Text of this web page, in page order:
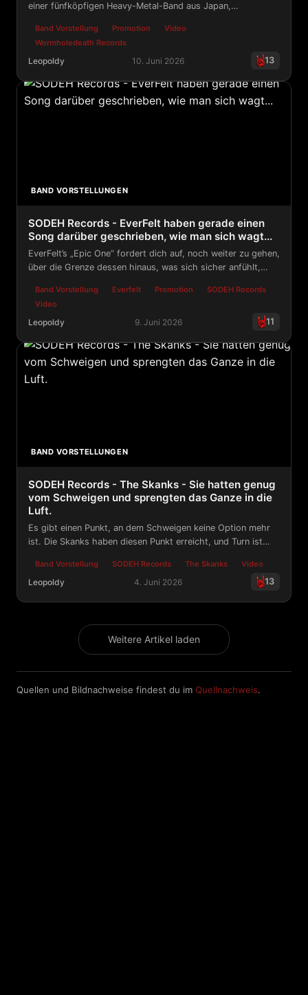
einer fünfköpfigen Heavy-Metal-Band aus Japan,
Against The End“ veröffentlichen.
Band Vorstellung Promotion
Video
Wormholedeath Records
Leopoldy 10. Juni 2026 13
WormHoleDeath Records - Osaka Metal Unit will mit
BAND VORSTELLUNGEN
SODEH Records - EverFelt haben gerade einen
Song darüber geschrieben, wie man sich wagt...
EverFelt’s „Epic One“ fordert dich auf, noch weiter zu gehen,
über die Grenze dessen hinaus, was sich sicher anfühlt,
Band Vorstellung Everfelt Promotion
SODEH Records
Video
Leopoldy 9. Juni 2026 11
SODEH Records - EverFelt haben gerade einen Song
BAND VORSTELLUNGEN
SODEH Records - The Skanks - Sie hatten genug
vom Schweigen und sprengten das Ganze in die
Luft.
Es gibt einen Punkt, an dem Schweigen keine Option mehr
ist. Die Skanks haben diesen Punkt erreicht, und Turn ist
Band Vorstellung SODEH Records The Skanks Video
Leopoldy 4. Juni 2026 13
Weitere Artikel laden
Quellen und Bildnachweise findest du im Quellnachweis.